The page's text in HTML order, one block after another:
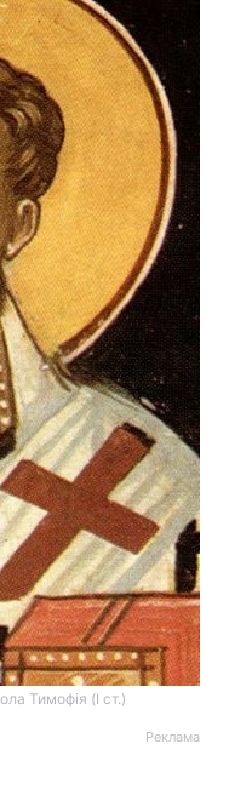
Тимофія (I ст.)
Реклама